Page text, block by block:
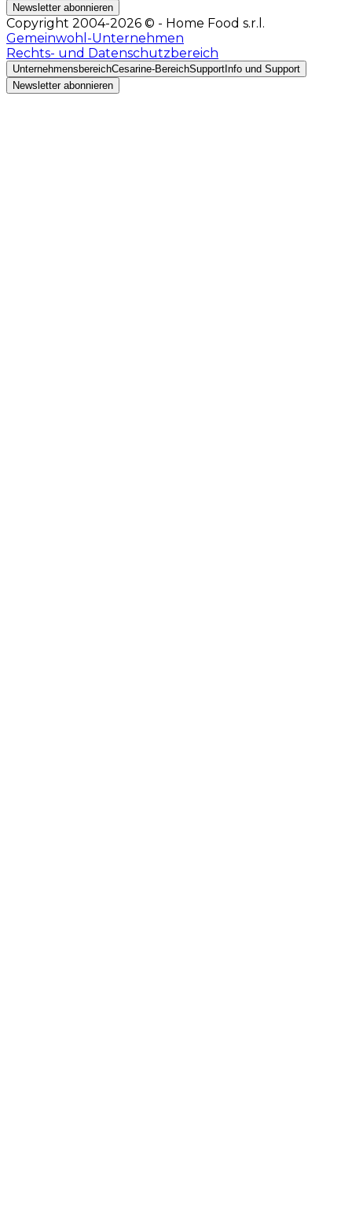
Newsletter abonnieren
Copyright 2004-2026 © - Home Food s.r.l.
Gemeinwohl-Unternehmen
Rechts- und Datenschutzbereich
UnternehmensbereichCesarine-BereichSupport Info und Support
Newsletter abonnieren